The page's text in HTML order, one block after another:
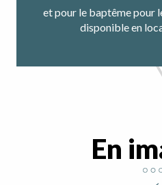
et pour le baptême pour
disponible en
En